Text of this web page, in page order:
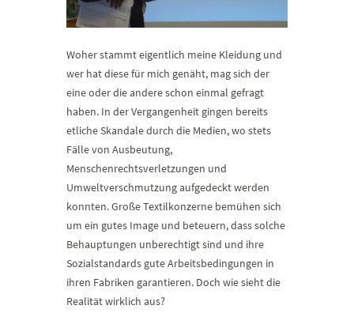
Woher stammt eigentlich meine Kleidung und
wer hat diese für mich genäht, mag sich der
eine oder die andere schon einmal gefragt
haben. In der Vergangenheit gingen bereits
etliche Skandale durch die Medien, wo stets
Fälle von Ausbeutung,
Menschenrechtsverletzungen und
Umweltverschmutzung aufgedeckt werden
konnten. Große Textilkonzerne bemühen sich
um ein gutes Image und beteuern, dass solche
Behauptungen unberechtigt sind und ihre
Sozialstandards gute Arbeitsbedingungen in
ihren Fabriken garantieren. Doch wie sieht die
Realität wirklich aus?